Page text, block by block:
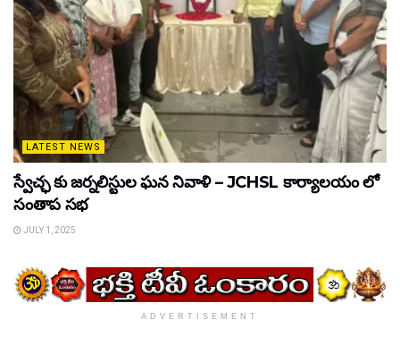
LATEST NEWS
స్వేచ్ఛ కు జర్నలిస్టుల ఘన నివాళి – JCHSL కార్యాలయం లో
సంతాప సభ
JULY 1, 2025
ADVERTISEMENT